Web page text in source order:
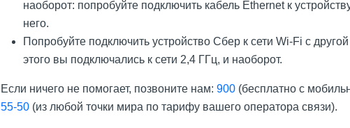
наоборот: попробуйте подключить кабель Ethernet к
него.
Попробуйте подключить устройство Сбер к сети Wi-Fi с
этого вы подключались к сети 2,4 ГГц, и наоборот.
Если ничего не помогает, позвоните нам: 900 (бесплатно с
55-50 (из любой точки мира по тарифу вашего оператора связи).